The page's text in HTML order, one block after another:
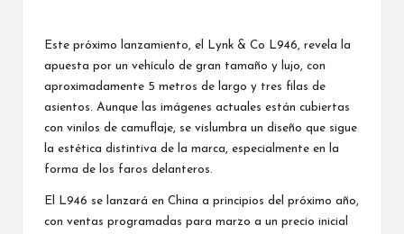
Este próximo lanzamiento, el Lynk & Co L946, revela la
apuesta por un vehículo de gran tamaño y lujo, con
aproximadamente 5 metros de largo y tres filas de
asientos. Aunque las imágenes actuales están cubiertas
con vinilos de camuflaje, se vislumbra un diseño que sigue
la estética distintiva de la marca, especialmente en la
forma de los faros delanteros.
El L946 se lanzará en China a principios del próximo año,
con ventas programadas para marzo a un precio inicial